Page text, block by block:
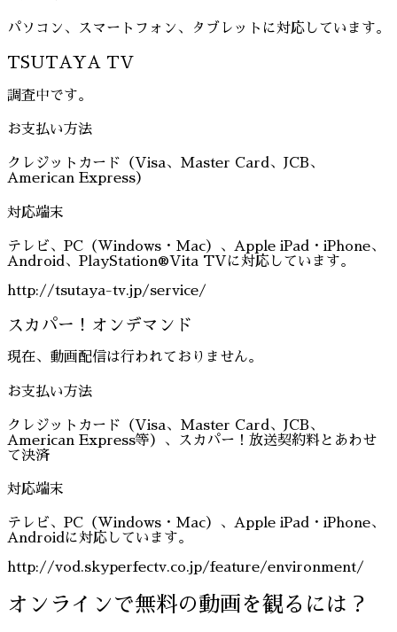
パソコン、スマートフォン、タブレットに対応しています。
TSUTAYA TV
調査中です。
お支払い方法
クレジットカード（Visa、Master Card、JCB、
American Express）
対応端末
テレビ、PC（Windows・Mac）、Apple iPad・iPhone、
Android、PlayStation®Vita TVに対応しています。
http://tsutaya-tv.jp/service/
スカパー！オンデマンド
現在、動画配信は行われておりません。
お支払い方法
クレジットカード（Visa、Master Card、JCB、
American Express等）、スカパー！放送契約料とあわせ
て決済
対応端末
テレビ、PC（Windows・Mac）、Apple iPad・iPhone、
Androidに対応しています。
http://vod.skyperfectv.co.jp/feature/environment/
オンラインで無料の動画を観るには？